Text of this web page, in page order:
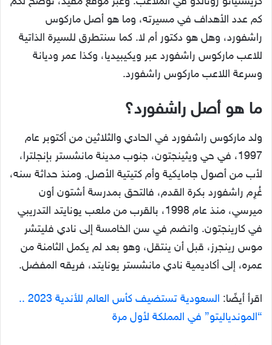
كم عدد الأهداف في مسيرته، وما هو أصل ماركوس
راشفورد، وهل هو دكتور أم لا. كما سنتطرق للسيرة الذاتية
للاعب ماركوس راشفورد عبر ويكيبيديا، وكذا عمر وديانة
وسرعة اللاعب ماركوس راشفورد.
ما هو أصل راشفورد؟
ولد ماركوس راشفورد في الحادي والثلاثين من أكتوبر عام
1997، في حي ويثينجتون، جنوب مدينة مانشستر بإنجلترا،
لأب من أصول جامايكية وأم كتيتية الأصل. ومنذ حداثة سنه،
غُرِم راشفورد بكرة القدم، فالتحق بمدرسة أشتون أون
ميرسي، منذ عام 1998، بالقرب من ملعب يونايتد التدريبي
في كارينجتون. وانضم في سن الخامسة إلى نادي فليتشر
موس رينجرز، قبل أن ينتقل، وهو بعد لم يكمل الثامنة من
عمره، إلى أكاديمية نادي مانشستر يونايتد، فريقه المفضل.
اقرأ أيضًا:
السعودية تستضيف كأس العالم للأندية 2023 ..
“الموندياليتو” في المملكة لأول مرة